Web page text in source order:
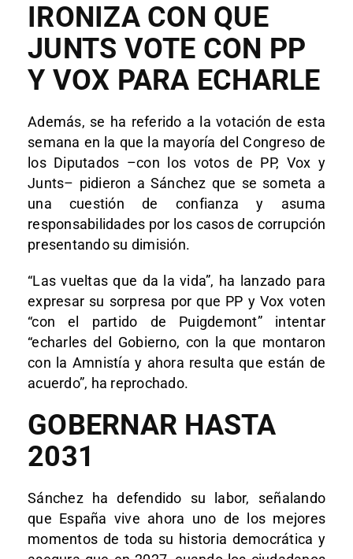
IRONIZA CON QUE
JUNTS VOTE CON PP
Y VOX PARA ECHARLE
Además, se ha referido a la votación de esta
semana en la que la mayoría del Congreso de
los Diputados –con los votos de PP, Vox y
Junts– pidieron a Sánchez que se someta a
una cuestión de confianza y asuma
responsabilidades por los casos de corrupción
presentando su dimisión.
“Las vueltas que da la vida”, ha lanzado para
expresar su sorpresa por que PP y Vox voten
“con el partido de Puigdemont” intentar
“echarles del Gobierno, con la que montaron
con la Amnistía y ahora resulta que están de
acuerdo”, ha reprochado.
GOBERNAR HASTA
2031
Sánchez ha defendido su labor, señalando
que España vive ahora uno de los mejores
momentos de toda su historia democrática y